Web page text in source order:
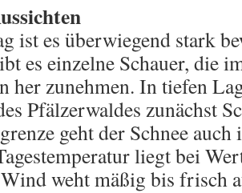
ist es überwiegend stark
es einzelne Schauer, die
her zunehmen. In tiefen
Pfälzerwaldes zunächst
geht der Schnee
liegt bei
weht mäßig bis frisch